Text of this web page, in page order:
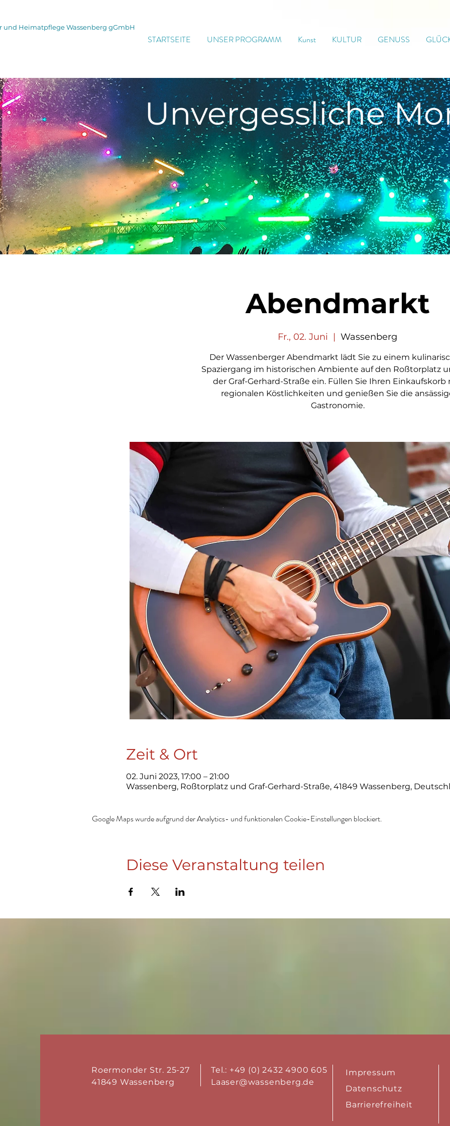
und Heimatpflege Wassenberg gGmbH
STARTSEITE UNSER PROGRAMM Kunst KULTUR GENUSS
Unvergessliche
Abendmarkt
Fr., 02. Juni
  |
Wassenberg
Der Wassenberger Abendmarkt lädt Sie zu einem
Spaziergang im historischen Ambiente auf den Roßtorplatz
der Graf-Gerhard-Straße ein. Füllen Sie Ihren Einkaufskorb
regionalen Köstlichkeiten und genießen Sie die
Gastronomie.
Zeit & Ort
02. Juni 2023, 17:00 – 21:00
Wassenberg, Roßtorplatz und Graf-Gerhard-Straße, 41849 Wassenberg,
Google Maps wurde aufgrund der Analytics- und funktionalen Cookie-Einstellungen blockiert.
Diese Veranstaltung teilen
Roermonder Str. 25-27
41849 Wassenberg
Tel.: +49 (0) 2432 4900 605
Laaser@wassenberg.de
Impressum
Datenschutz
Barrierefreiheit